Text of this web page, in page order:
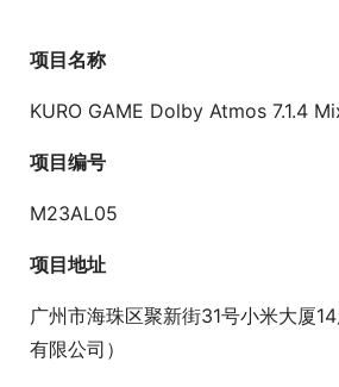
项目名称
KURO GAME Dolby Atmos 7.1.4
项目编号
M23AL05
项目地址
广州市海珠区聚新街31号小米大厦
有限公司）